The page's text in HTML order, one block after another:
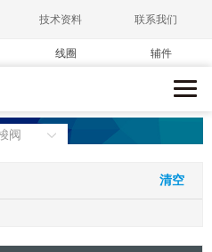
技术资料 联系我们
线圈 辅件
阀
清空